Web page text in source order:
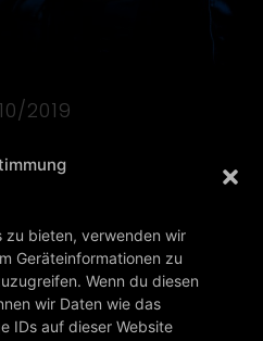
zu bieten, verwenden wir
Geräteinformationen zu
Wenn du diesen
wir Daten wie das
IDs auf dieser Website
2019
NEXT
Record Store Day 2020